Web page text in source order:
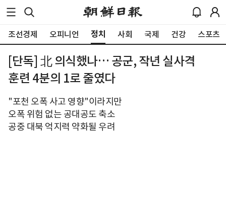
조선경제 오피니언 정치 사회 국제 건강 스포츠
[단독] 北 의식했나… 공군, 작년 실사격
훈련 4분의 1로 줄였다
"포천 오폭 사고 영향"이라지만
오폭 위험 없는 공대공도 축소
공중 대북 억지력 약화될 우려